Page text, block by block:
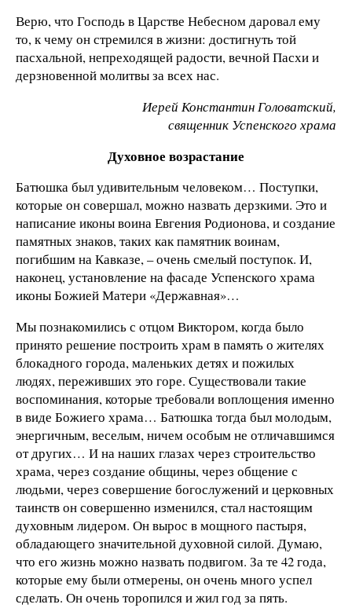
Верю, что Господь в Царстве Небесном даровал ему
то, к чему он стремился в жизни: достигнуть той
пасхальной, непреходящей радости, вечной Пасхи и
дерзновенной молитвы за всех нас.
Иерей Константин Головатский,
священник Успенского храма
Духовное возрастание
Батюшка был удивительным человеком… Поступки,
которые он совершал, можно назвать дерзкими. Это и
написание иконы воина Евгения Родионова, и создание
памятных знаков, таких как памятник воинам,
погибшим на Кавказе, – очень смелый поступок. И,
наконец, установление на фасаде Успенского храма
иконы Божией Матери «Державная»…
Мы познакомились с отцом Виктором, когда было
принято решение построить храм в память о жителях
блокадного города, маленьких детях и пожилых
людях, переживших это горе. Существовали такие
воспоминания, которые требовали воплощения именно
в виде Божиего храма… Батюшка тогда был молодым,
энергичным, веселым, ничем особым не отличавшимся
от других… И на наших глазах через строительство
храма, через создание общины, через общение с
людьми, через совершение богослужений и церковных
таинств он совершенно изменился, стал настоящим
духовным лидером. Он вырос в мощного пастыря,
обладающего значительной духовной силой. Думаю,
что его жизнь можно назвать подвигом. За те 42 года,
которые ему были отмерены, он очень много успел
сделать. Он очень торопился и жил год за пять.